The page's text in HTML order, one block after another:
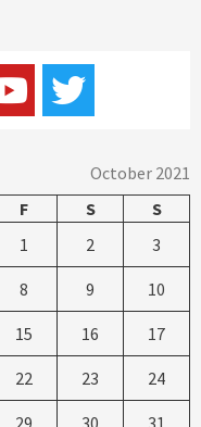
October 2021
F S
S
1
2 3
8 9 10
15 16 17
22 23 24
29 30 31